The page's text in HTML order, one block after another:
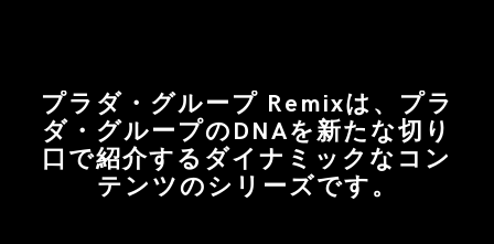
プラダ・グループ Remixは、プラ
ダ・グループのDNAを新たな切り
口で紹介するダイナミックなコン
テンツのシリーズです。